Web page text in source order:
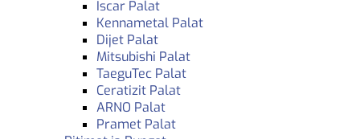
Iscar Palat
Kennametal Palat
Dijet Palat
Mitsubishi Palat
TaeguTec Palat
Ceratizit Palat
ARNO Palat
Pramet Palat